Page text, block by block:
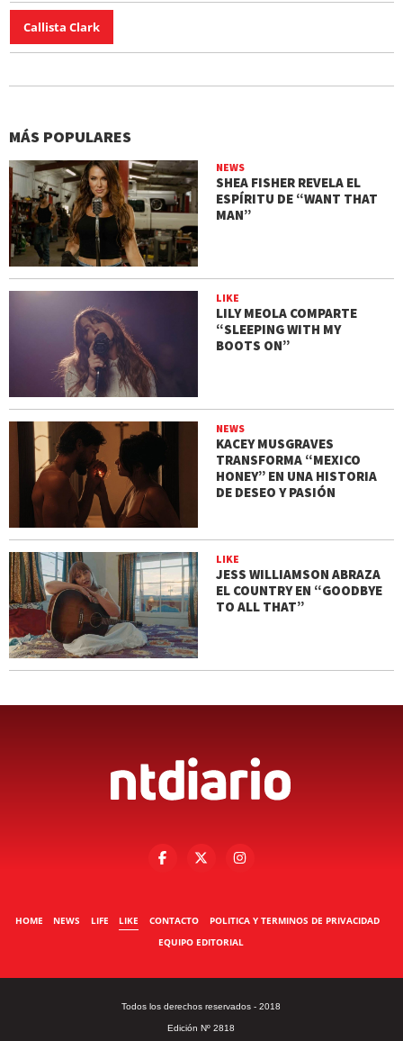
Callista Clark
MÁS POPULARES
NEWS
SHEA FISHER REVELA EL
ESPÍRITU DE “WANT THAT
MAN”
LIKE
LILY MEOLA COMPARTE
“SLEEPING WITH MY
BOOTS ON”
NEWS
KACEY MUSGRAVES
TRANSFORMA “MEXICO
HONEY” EN UNA HISTORIA
DE DESEO Y PASIÓN
LIKE
JESS WILLIAMSON ABRAZA
EL COUNTRY EN “GOODBYE
TO ALL THAT”
HOME NEWS LIFE LIKE CONTACTO
POLITICA Y TERMINOS DE PRIVACIDAD
EQUIPO EDITORIAL
Todos los derechos reservados - 2018
Edición Nº 2818